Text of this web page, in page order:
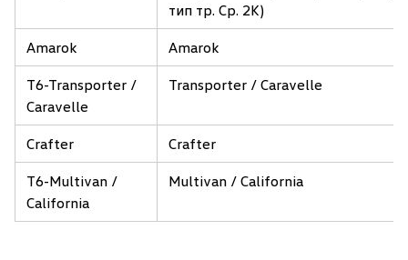
тип тр. Ср. 2K)
Amarok Amarok
T6-Transporter /
Caravelle
Transporter / Caravelle
Crafter Crafter
T6-Multivan /
California
Multivan / California